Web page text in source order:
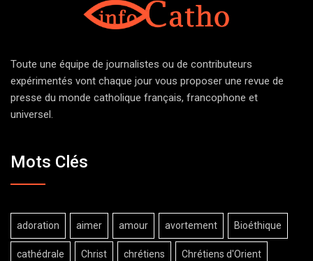
Toute une équipe de journalistes ou de contributeurs
expérimentés vont chaque jour vous proposer une revue de
presse du monde catholique français, francophone et
universel.
Mots Clés
adoration aimer amour avortement Bioéthique
cathédrale Christ chrétiens Chrétiens d'Orient